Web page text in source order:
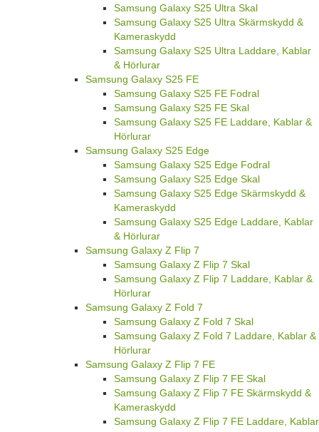
Samsung Galaxy S25 Ultra Skal
Samsung Galaxy S25 Ultra Skärmskydd &
Kameraskydd
Samsung Galaxy S25 Ultra Laddare, Kablar
& Hörlurar
Samsung Galaxy S25 FE
Samsung Galaxy S25 FE Fodral
Samsung Galaxy S25 FE Skal
Samsung Galaxy S25 FE Laddare, Kablar &
Hörlurar
Samsung Galaxy S25 Edge
Samsung Galaxy S25 Edge Fodral
Samsung Galaxy S25 Edge Skal
Samsung Galaxy S25 Edge Skärmskydd &
Kameraskydd
Samsung Galaxy S25 Edge Laddare, Kablar
& Hörlurar
Samsung Galaxy Z Flip 7
Samsung Galaxy Z Flip 7 Skal
Samsung Galaxy Z Flip 7 Laddare, Kablar &
Hörlurar
Samsung Galaxy Z Fold 7
Samsung Galaxy Z Fold 7 Skal
Samsung Galaxy Z Fold 7 Laddare, Kablar &
Hörlurar
Samsung Galaxy Z Flip 7 FE
Samsung Galaxy Z Flip 7 FE Skal
Samsung Galaxy Z Flip 7 FE Skärmskydd &
Kameraskydd
Samsung Galaxy Z Flip 7 FE Laddare, Kablar